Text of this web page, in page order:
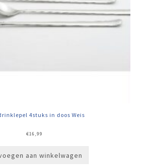
4stuks in doos Weis
€16,99
aan winkelwagen